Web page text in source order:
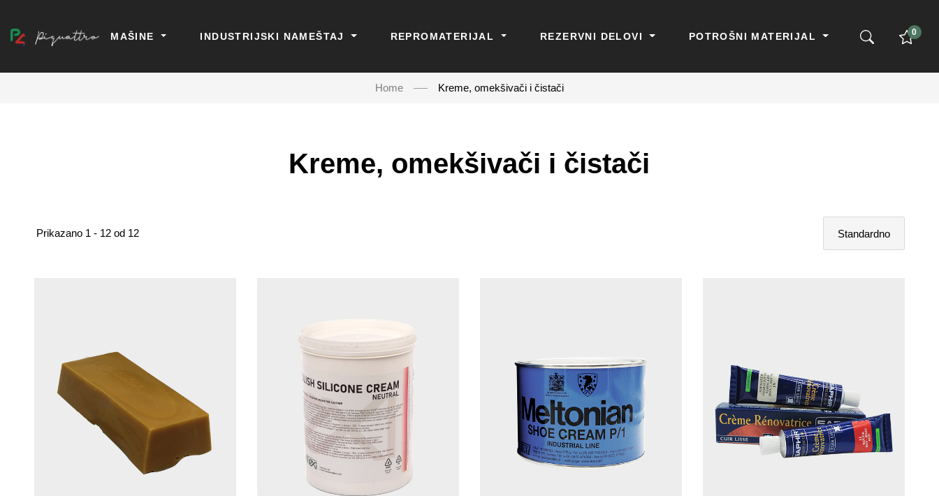
MAŠINE INDUSTRIJSKI NAMEŠTAJ REPROMATERIJAL REZERVNI DELOVI POTROŠNI MATERIJAL 0
Home Kreme, omekšivači i čistači
Kreme, omekšivači i čistači
Prikazano 1 - 12 od 12